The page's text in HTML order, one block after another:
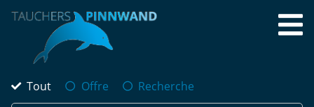
Tout Offre
Recherche